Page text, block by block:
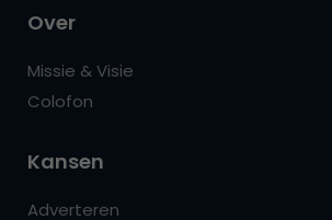
Over
Missie & Visie
Colofon
Kansen
Adverteren